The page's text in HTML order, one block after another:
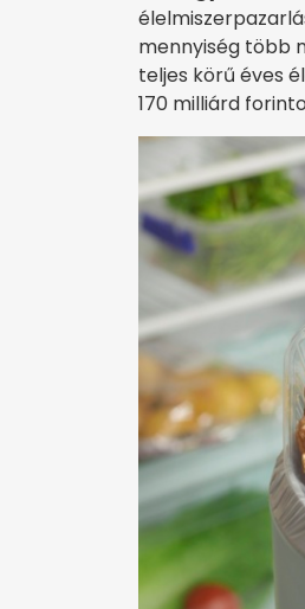
mennyiség több
teljes körű éves
170 milliárd